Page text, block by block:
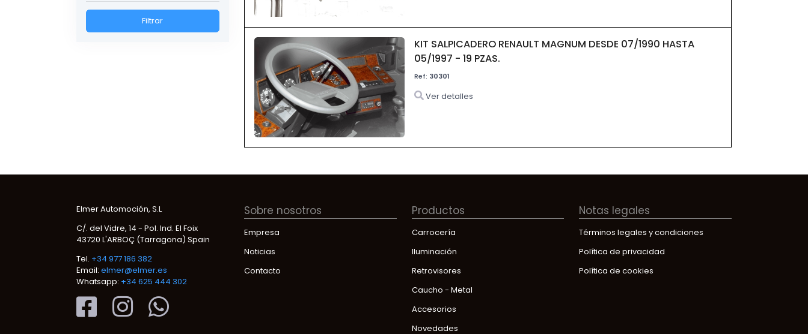
Filtrar
KIT SALPICADERO RENAULT MAGNUM DESDE 07/1990 HASTA
05/1997 - 19 PZAS.
Ref: 30301
Ver detalles
Elmer Automoción, S.L
C/. del Vidre, 14 - Pol. Ind. El Foix
43720 L'ARBOÇ (Tarragona) Spain
Tel. +34 977 186 382
Email: elmer@elmer.es
Whatsapp: +34 625 444 302
Sobre nosotros
Empresa
Noticias
Contacto
Productos
Carrocería
Iluminación
Retrovisores
Caucho - Metal
Accesorios
Novedades
Notas legales
Términos legales y condiciones
Política de privacidad
Política de cookies